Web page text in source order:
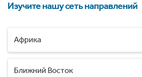
Изучите нашу сеть направлений
Африка
Ближний Восток